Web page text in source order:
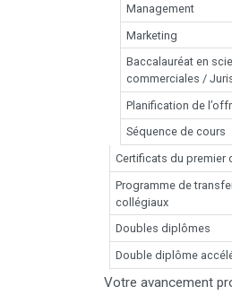
Management
Marketing
Baccalauréat en
commerciales /
Planification de
Séquence de cours
Certificats du premier
Programme de
collégiaux
Doubles diplômes
Double diplôme
Votre avancement